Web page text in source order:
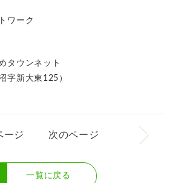
ワーク
タウンネット
字新大東125）
ージ 次のページ
一覧に戻る